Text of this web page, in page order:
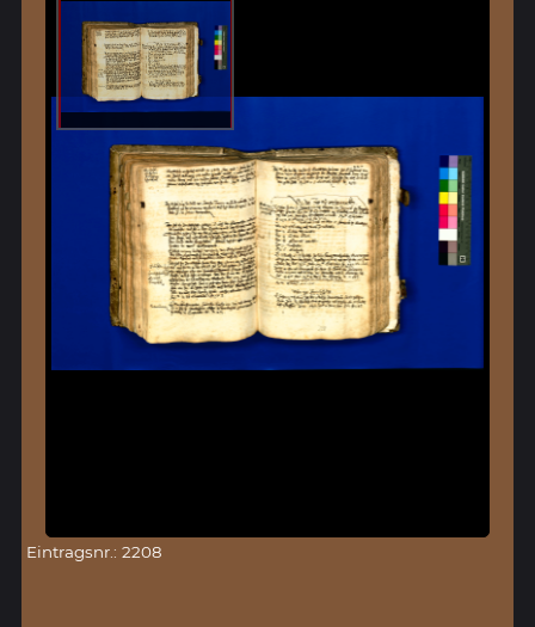
Eintragsnr.: 2208